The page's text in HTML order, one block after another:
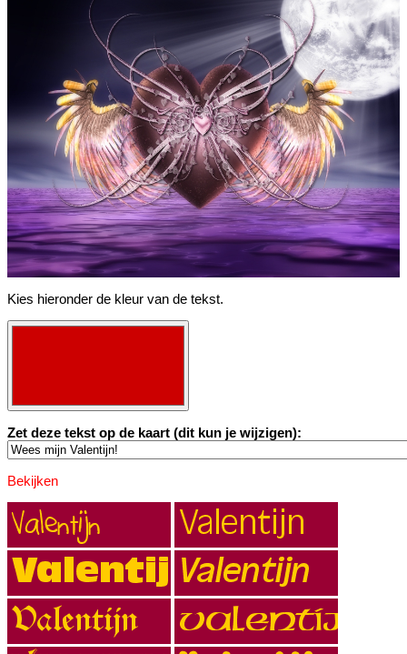
Kies hieronder de kleur van de tekst.
Zet deze tekst op de kaart (dit kun je wijzigen):
Bekijken